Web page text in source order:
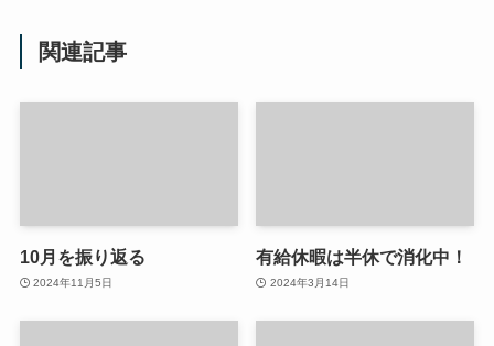
関連記事
10月を振り返る
2024年11月5日
有給休暇は半休で消化中！
2024年3月14日